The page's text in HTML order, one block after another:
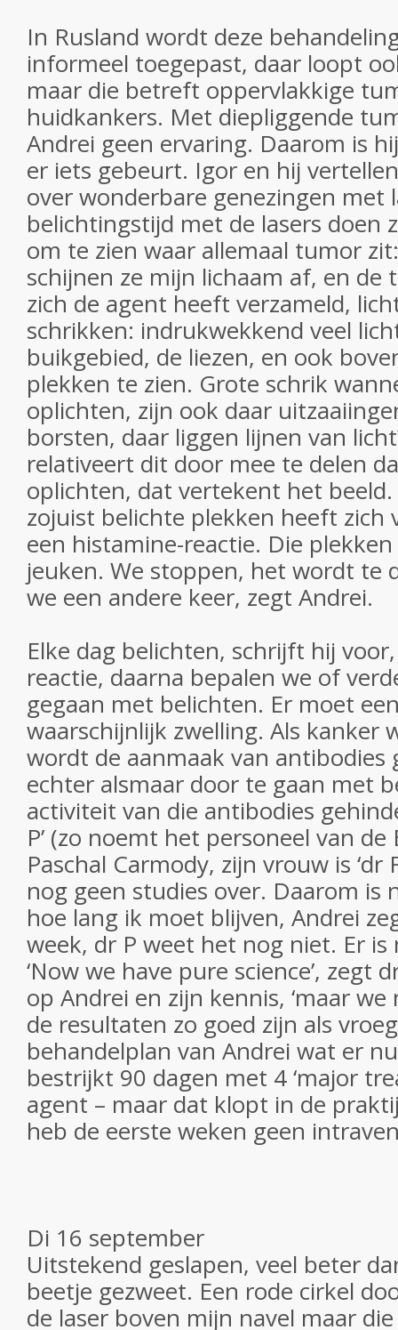
In Rusland wordt deze
informeel toegepast, daar loopt
maar die betreft oppervlakkige
huidkankers. Met diepliggende
Andrei geen ervaring. Daarom is
er iets gebeurt. Igor en hij
over wonderbare genezingen met
belichtingstijd met de lasers doen
om te zien waar allemaal tumor
schijnen ze mijn lichaam af, en de
zich de agent heeft verzameld,
schrikken: indrukwekkend veel
buikgebied, de liezen, en ook
plekken te zien. Grote schrik
oplichten, zijn ook daar
borsten, daar liggen lijnen van
relativeert dit door mee te delen
oplichten, dat vertekent het
zojuist belichte plekken heeft zich
een histamine-reactie. Die
jeuken. We stoppen, het wordt te
we een andere keer, zegt Andrei.
Elke dag belichten, schrijft hij
reactie, daarna bepalen we of
gegaan met belichten. Er moet
waarschijnlijk zwelling. Als kanker
wordt de aanmaak van antibodies
echter alsmaar door te gaan met
activiteit van die antibodies
P’ (zo noemt het personeel van de
Paschal Carmody, zijn vrouw is ‘dr
nog geen studies over. Daarom is
hoe lang ik moet blijven, Andrei
week, dr P weet het nog niet. Er
‘Now we have pure science’, zegt
op Andrei en zijn kennis, ‘maar
de resultaten zo goed zijn als
behandelplan van Andrei wat er
bestrijkt 90 dagen met 4 ‘major
agent – maar dat klopt in de
heb de eerste weken geen
Di 16 september
Uitstekend geslapen, veel beter
beetje gezweet. Een rode cirkel
de laser boven mijn navel maar